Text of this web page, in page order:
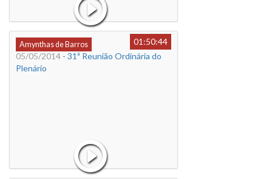
Amynthas de Barros
01:50:44
05/05/2014 - 31ª Reunião Ordinária do
Plenário